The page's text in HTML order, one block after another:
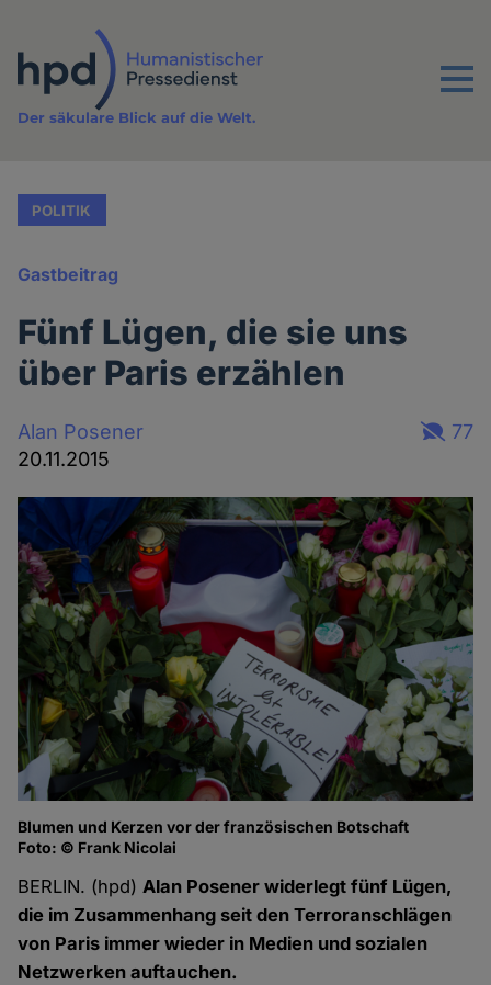
Inhalt
Menu
Der säkulare Blick auf die Welt.
POLITIK
Gastbeitrag
Fünf Lügen, die sie uns
über Paris erzählen
Alan Posener
20.11.2015
77
Blumen und Kerzen vor der französischen Botschaft
Foto: © Frank Nicolai
BERLIN. (hpd)Alan Posener widerlegt fünf Lügen,
die im Zusammenhang seit den Terroranschlägen
von Paris immer wieder in Medien und sozialen
Netzwerken auftauchen.